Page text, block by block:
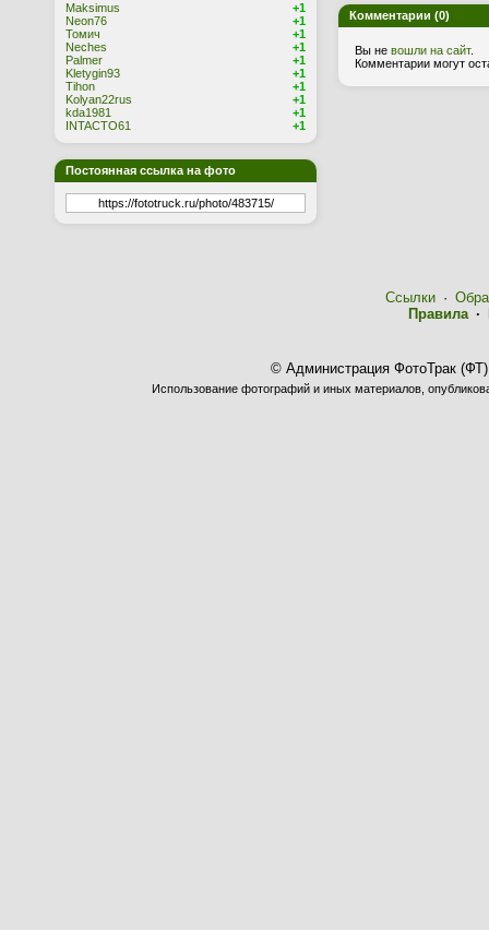
Maksimus
+1
Neon76
+1
Томич
+1
Neches
+1
Palmer
+1
Kletygin93
+1
Tihon
+1
Kolyan22rus
+1
kda1981
+1
INTACTO61
+1
Постоянная ссылка на фото
Комментарии (0)
Вы не вошли на сайт.
Комментарии могут
Ссылки·
Правила·
© Администрация ФотоТрак
Использование фотографий и иных материалов,